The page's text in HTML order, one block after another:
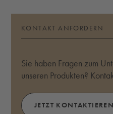
KONTAKT ANFORDERN
Sie haben Fragen zum
unseren Produkten?
JETZT KONTAKTIEREN